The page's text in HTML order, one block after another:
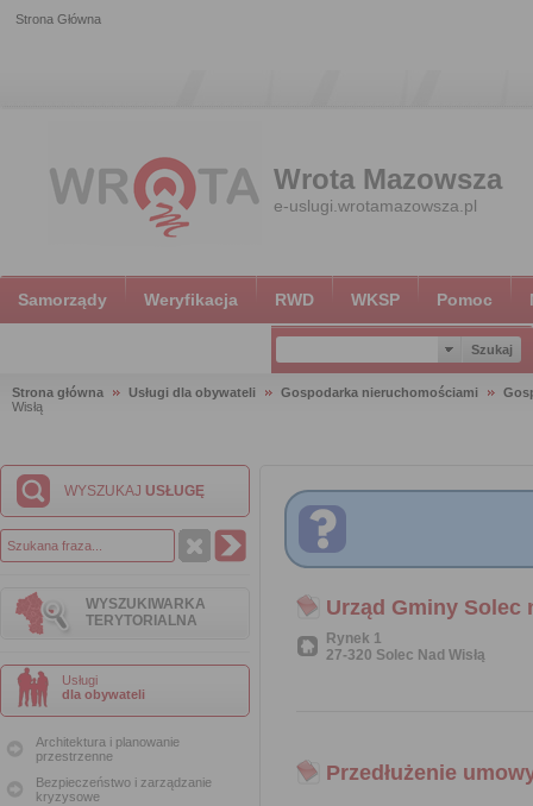
Strona Główna
Wrota Mazowsza
e-uslugi.wrotamazowsza.pl
Samorządy Weryfikacja RWD WKSP Pomoc
Strona główna Usługi dla obywateli Gospodarka nieruchomościami
Wisłą
WYSZUKAJ USŁUGĘ
WYSZUKIWARKA
TERYTORIALNA
Usługi
dla obywateli
Architektura i planowanie
przestrzenne
Bezpieczeństwo i zarządzanie
kryzysowe
Urząd Gminy Solec
Rynek 1
27-320 Solec Nad Wisłą
Przedłużenie